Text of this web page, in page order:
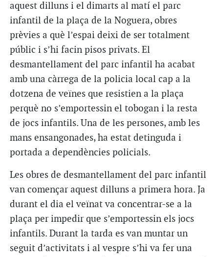
aquest dilluns i el dimarts al matí el parc
infantil de la plaça de la Noguera, obres
prèvies a què l’espai deixi de ser totalment
públic i s’hi facin pisos privats. El
desmantellament del parc infantil ha acabat
amb una càrrega de la policia local cap a la
dotzena de veïnes que resistien a la plaça
perquè no s’emportessin el tobogan i la resta
de jocs infantils. Una de les persones, amb les
mans ensangonades, ha estat detinguda i
portada a dependències policials.
Les obres de desmantellament del parc infantil
van començar aquest dilluns a primera hora. Ja
durant el dia el veïnat va concentrar-se a la
plaça per impedir que s’emportessin els jocs
infantils. Durant la tarda es van muntar un
seguit d’activitats i al vespre s’hi va fer una